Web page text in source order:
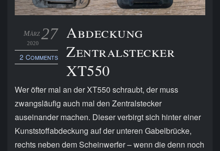
27
März
2020
2 Comments
Abdeckung
Zentralstecker
XT550
Wer öfter mal an der XT550 schraubt, der muss
zwangsläufig auch mal den Zentralstecker
auseinander machen. Dieser verbirgt sich hinter einer
Kunststoffabdeckung auf der unteren Gabelbrücke,
rechts neben dem Scheinwerfer – wenn die denn noch